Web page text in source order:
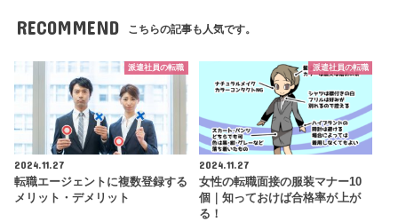
RECOMMEND こちらの記事も人気です。
派遣社員の転職
2024.11.27
転職エージェントに複数登録する
メリット・デメリット
派遣社員の転職
2024.11.27
女性の転職面接の服装マナー10
個｜知っておけば合格率が上が
る！